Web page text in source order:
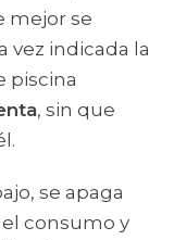
mejor se
vez indicada la
piscina
, sin que
se apaga
consumo y